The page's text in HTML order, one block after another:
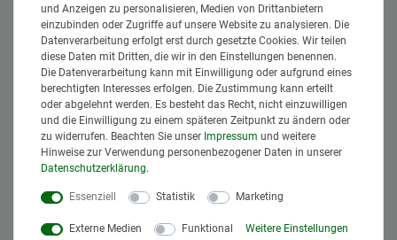
DEINE EMAILADRESSE*
und Anzeigen zu personalisieren, Medien von Drittanbietern
einzubinden oder Zugriffe auf unsere Website zu analysieren. Die
Datenverarbeitung erfolgt erst durch gesetzte Cookies. Wir teilen
diese Daten mit Dritten, die wir in den Einstellungen benennen.
Die Datenverarbeitung kann mit Einwilligung oder aufgrund eines
berechtigten Interesses erfolgen. Die Zustimmung kann erteilt
oder abgelehnt werden. Es besteht das Recht, nicht einzuwilligen
und die Einwilligung zu einem späteren Zeitpunkt zu ändern oder
zu widerrufen. Beachten Sie unser Impressum und weitere
Hinweise zur Verwendung personenbezogener Daten in unserer
Daten­schutz­erklärung.
Essenziell Statistik Marketing
Externe Medien Funktional Weitere Einstellungen